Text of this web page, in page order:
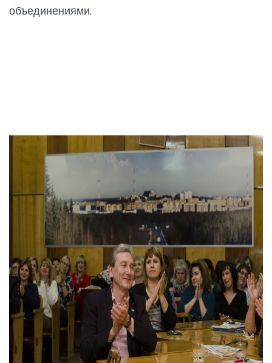
объединениями.